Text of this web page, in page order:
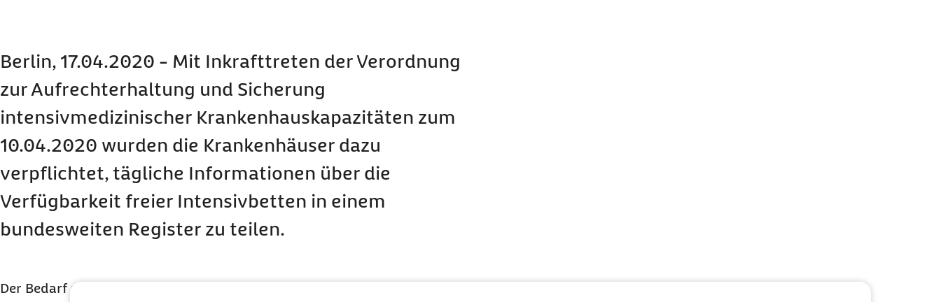
Berlin, 17.04.2020 - Mit Inkrafttreten der Verordnung
zur Aufrechterhaltung und Sicherung
intensivmedizinischer Krankenhauskapazitäten zum
10.04.2020 wurden die Krankenhäuser dazu
verpflichtet, tägliche Informationen über die
Verfügbarkeit freier Intensivbetten in einem
bundesweiten Register zu teilen.
Der Bedarf an Intensivbetten ist aufgrund des neuartigen Coronavirus